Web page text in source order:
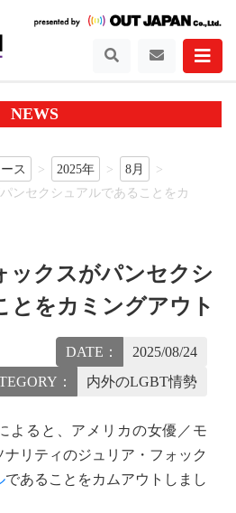
NEWS
ス 2025年
8月
ンセクシュアルであることをカ
ックスがパンセクシ
とをカミングアウト
DATE：
2025/08/24
：
内外のLGBT情勢
よると、アメリカの女優／モ
リティのジュリア・フォック
であることをカムアウトしまし